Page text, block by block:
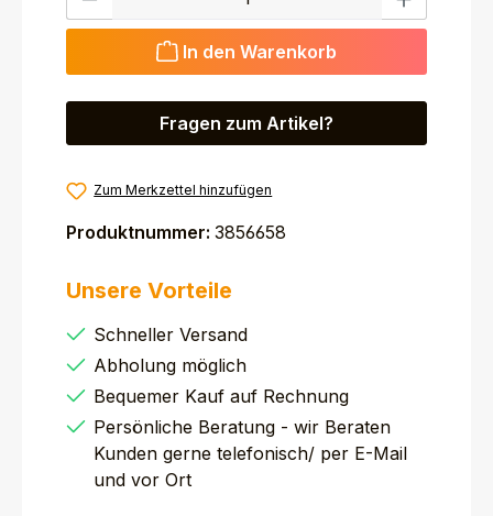
In den Warenkorb
Fragen zum Artikel?
Zum Merkzettel hinzufügen
Produktnummer: 3856658
Unsere Vorteile
Schneller Versand
Abholung möglich
Bequemer Kauf auf Rechnung
Persönliche Beratung - wir Beraten
Kunden gerne telefonisch/ per E-Mail
und vor Ort